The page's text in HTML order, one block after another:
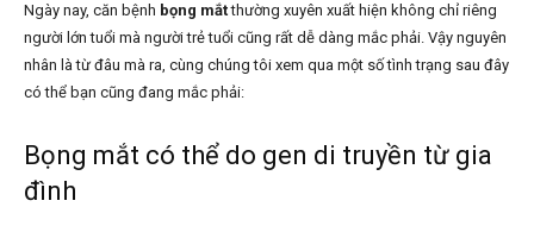
Ngày nay, căn bệnh bọng mắtthường xuyên xuất hiện không chỉ riêng
người lớn tuổi mà người trẻ tuổi cũng rất dễ dàng mắc phải. Vậy nguyên
nhân là từ đâu mà ra, cùng chúng tôi xem qua một số tình trạng sau đây
có thể bạn cũng đang mắc phải:
Bọng mắt có thể do gen di truyền từ gia
đình